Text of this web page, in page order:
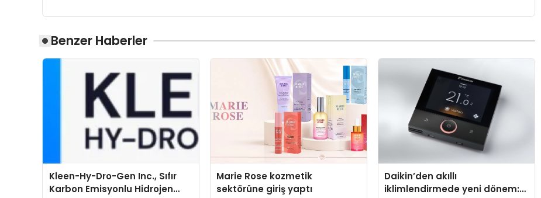
Benzer Haberler
Kleen-Hy-Dro-Gen Inc., Sıfır
Karbon Emisyonlu Hidrojen
Marie Rose kozmetik
sektörüne giriş yaptı
Daikin’den akıllı
iklimlendirmede yeni dönem: